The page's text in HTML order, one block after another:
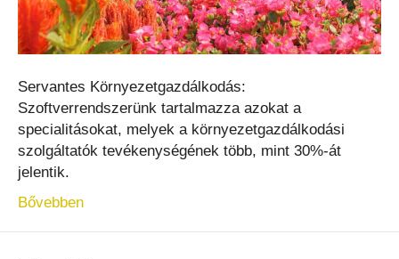
Servantes Környezetgazdálkodás:
Szoftverrendszerünk tartalmazza azokat a
specialitásokat, melyek a környezetgazdálkodási
szolgáltatók tevékenységének több, mint 30%-át
jelentik.
Bővebben